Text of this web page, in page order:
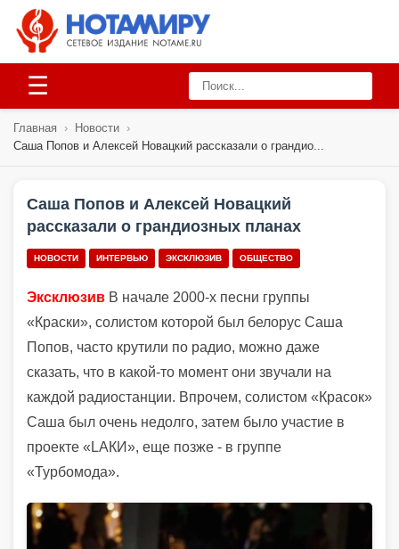
☰
Главная › Новости ›
Саша Попов и Алексей Новацкий рассказали о грандио...
Саша Попов и Алексей Новацкий
рассказали о грандиозных планах
НОВОСТИ ИНТЕРВЬЮ ЭКСКЛЮЗИВ ОБЩЕСТВО
Эксклюзив В начале 2000-х песни группы
«Краски», солистом которой был белорус Саша
Попов, часто крутили по радио, можно даже
сказать, что в какой-то момент они звучали на
каждой радиостанции. Впрочем, солистом «Красок»
Саша был очень недолго, затем было участие в
проекте «LАКИ», еще позже - в группе
«Турбомода».